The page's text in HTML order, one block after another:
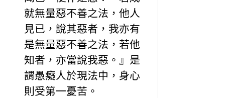
就無量惡不善之法，他人
見已，說其惡者，我亦有
是無量惡不善之法，若他
知者，亦當說我惡。』是
謂愚癡人於現法中，身心
則受第一憂苦。